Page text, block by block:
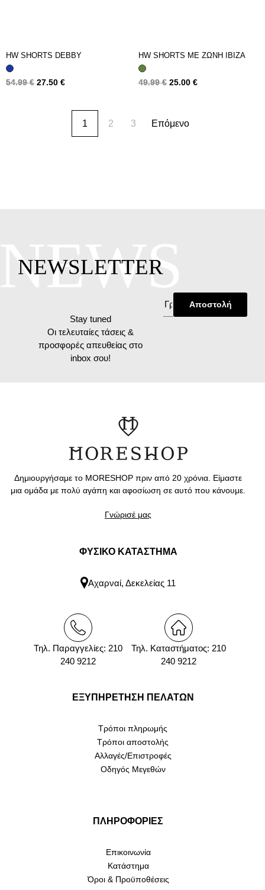
HW SHORTS DEBBY
54.99€ 27.50 €
HW SHORTS ΜΕ ΖΩΝΗ IBIZA
49.99€ 25.00 €
1 2 3 Επόμενο
NEWSLETTER
Stay tuned
Οι τελευταίες τάσεις &
προσφορές απευθείας στο
inbox σου!
Δημιουργήσαμε το MORESHOP πριν από 20 χρόνια. Είμαστε
μια ομάδα με πολύ αγάπη και αφοσίωση σε αυτό που κάνουμε.
Γνώρισέ μας
ΦΥΣΙΚΟ ΚΑΤΑΣΤΗΜΑ
Αχαρναί, Δεκελείας 11
Τηλ. Παραγγελίες: 210
240 9212
Τηλ. Καταστήματος: 210
240 9212
ΕΞΥΠΗΡΕΤΗΣΗ ΠΕΛΑΤΩΝ
Τρόποι πληρωμής
Τρόποι αποστολής
Αλλαγές/Επιστροφές
Οδηγός Μεγεθών
ΠΛΗΡΟΦΟΡΙΕΣ
Επικοινωνία
Κατάστημα
Όροι & Προϋποθέσεις